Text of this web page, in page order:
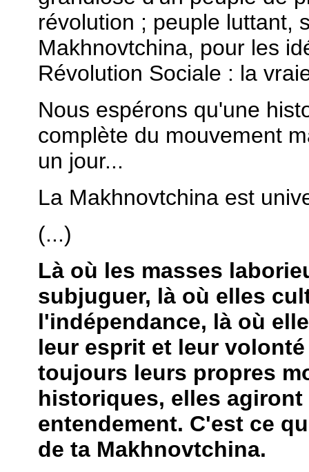
révolution ; peuple luttant,
Makhnovtchina, pour les
Révolution Sociale : la
Nous espérons qu'une
complète du mouvement
un jour...
La Makhnovtchina est
(...)
Là où les masses
subjuguer, là où elles
l'indépendance, là où
leur esprit et leur
toujours leurs propres
historiques, elles
entendement. C'est ce
de ta Makhnovtchina.